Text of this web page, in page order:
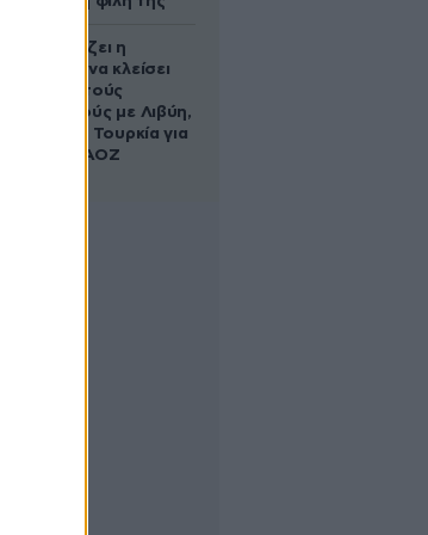
Πώς σχεδιάζει η
κυβέρνηση να κλείσει
τους ανοιχτούς
λογαριασμούς με Λιβύη,
Αλβανία και Τουρκία για
τη χάραξη ΑΟΖ